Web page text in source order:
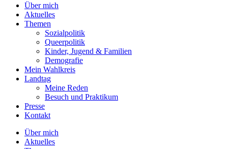
Über mich
Aktuelles
Themen
Sozialpolitik
Queerpolitik
Kinder, Jugend & Familien
Demografie
Mein Wahlkreis
Landtag
Meine Reden
Besuch und Praktikum
Presse
Kontakt
Über mich
Aktuelles